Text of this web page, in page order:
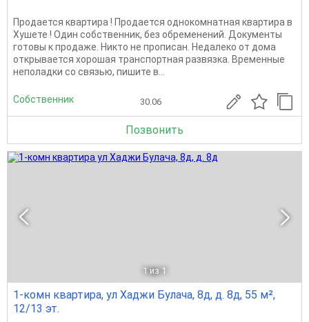
Продается квартира ! Продается однокомнатная квартира в
Хушете ! Один собственник, без обременений. Документы
готовы к продаже. Никто не прописан. Недалеко от дома
открывается хорошая транспортная развязка. Временные
неполадки со связью, пишите в...
Собственник 30.06
Позвонить
1 из 1
1-комн квартира, ул Хаджи Булача, 8д, д. 8д, 55 м²,
12/13 эт.